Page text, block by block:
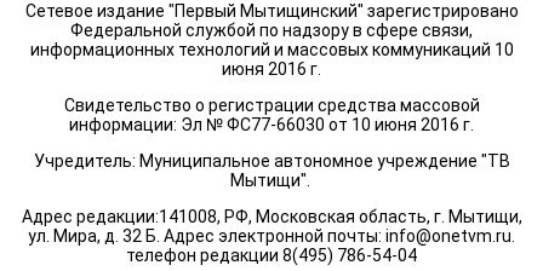
Сетевое издание "Первый Мытищинский" зарегистрировано
Федеральной службой по надзору в сфере связи,
информационных технологий и массовых коммуникаций 10
июня 2016 г.
Свидетельство о регистрации средства массовой
информации: Эл № ФС77-66030 от 10 июня 2016 г.
Учредитель: Муниципальное автономное учреждение "ТВ
Мытищи".
Адрес редакции:141008, РФ, Московская область, г. Мытищи,
ул. Мира, д. 32 Б. Адрес электронной почты: info@onetvm.ru
телефон редакции 8(495) 786-54-04